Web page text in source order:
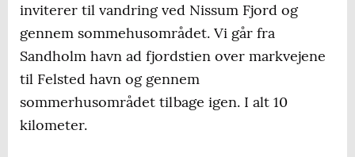
inviterer til vandring ved Nissum Fjord og
gennem sommehusområdet. Vi går fra
Sandholm havn ad fjordstien over markvejene
til Felsted havn og gennem
sommerhusområdet tilbage igen. I alt 10
kilometer.